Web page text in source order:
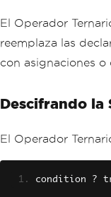
El Operador
reemplaza las
con asignaciones o
Descifrando la
El Operador
condition ?